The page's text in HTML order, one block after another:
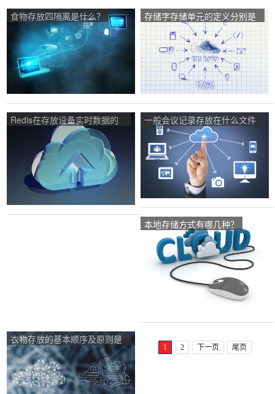
食物存放四隔离是什么？
存储字存储单元的定义分别是
什么？
Redis在存放设备实时数据的
时候的存储策略是什么？
一般会议记录存放在什么文件
里？
本地存储方式有哪几种？
衣物存放的基本顺序及原则是
什么？
1 2 下一页 尾页